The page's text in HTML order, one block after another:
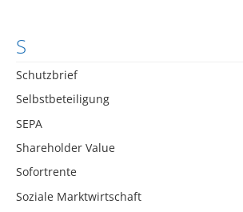
S
Schutzbrief
Selbstbeteiligung
SEPA
Shareholder Value
Sofortrente
Soziale Marktwirtschaft